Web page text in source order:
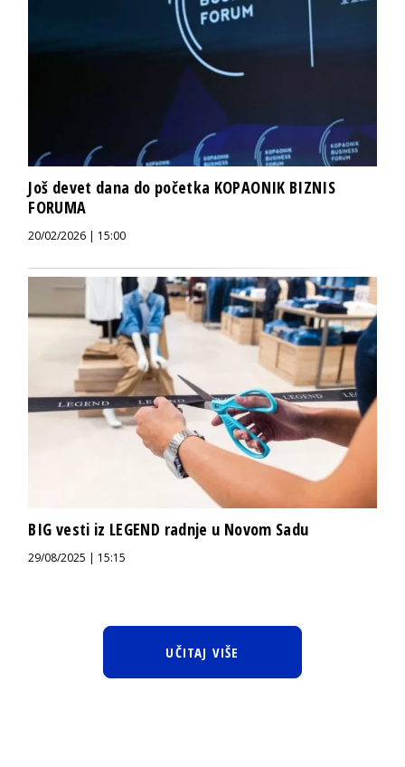
Još devet dana do početka KOPAONIK BIZNIS
FORUMA
20/02/2026 | 15:00
BIG vesti iz LEGEND radnje u Novom Sadu
29/08/2025 | 15:15
UČITAJ VIŠE